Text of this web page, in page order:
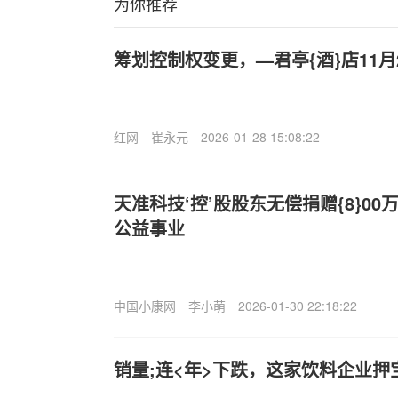
筹划控制权变更，—君亭{酒}店11
红网 崔永元 2026-01-28 15:08:22
天准科技‘控’股股东无偿捐赠{8}00
公益事业
中国小康网 李小萌 2026-01-30 22:18:22
销量;连<年>下跌，这家饮料企业